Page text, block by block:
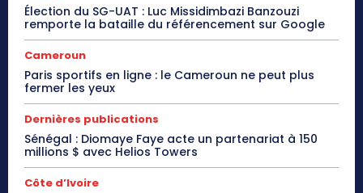
Élection du SG-UAT : Luc Missidimbazi Banzouzi
remporte la bataille du référencement sur Google
Cameroun
Paris sportifs en ligne : le Cameroun ne peut plus
fermer les yeux
Dernières publications
Sénégal : Diomaye Faye acte un partenariat à 150
millions $ avec Helios Towers
Côte d’Ivoire